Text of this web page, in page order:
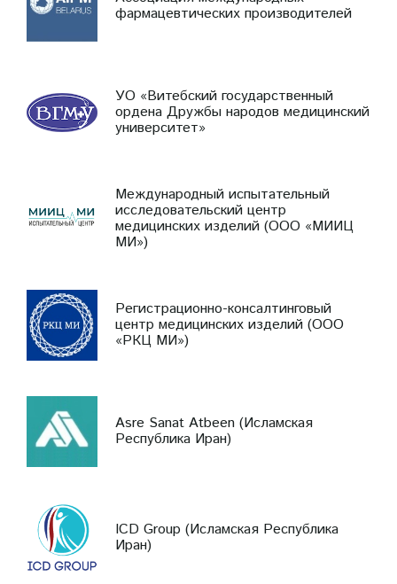
фармацевтических производителей
УО «Витебский государственный
ордена Дружбы народов медицинский
университет»
Международный испытательный
исследовательский центр
медицинских изделий (ООО «МИИЦ
МИ»)
Регистрационно-консалтинговый
центр медицинских изделий (ООО
«РКЦ МИ»)
Asre Sanat Atbeen (Исламская
Республика Иран)
ICD Group (Исламская Республика
Иран)